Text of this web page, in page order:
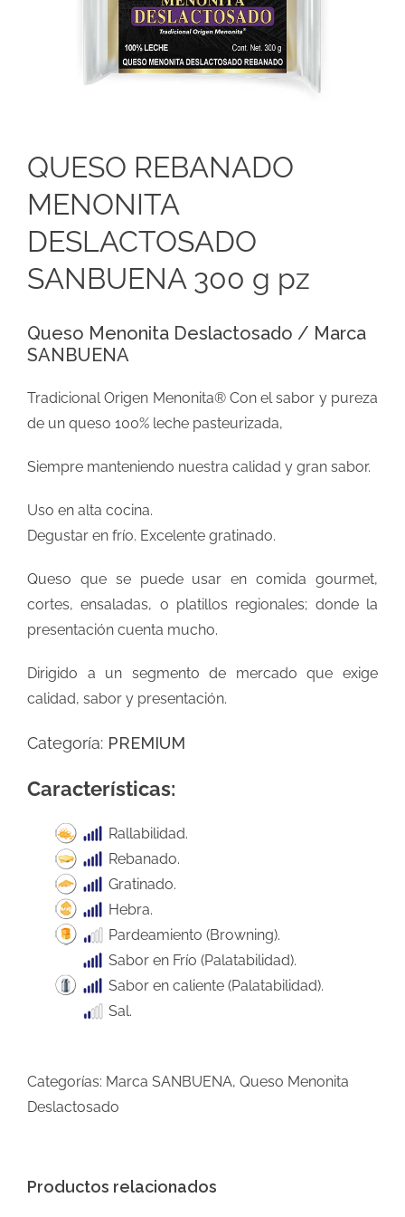
QUESO REBANADO
MENONITA
DESLACTOSADO
SANBUENA 300 g pz
Queso Menonita Deslactosado / Marca
SANBUENA
Tradicional Origen Menonita® Con el sabor y pureza
de un queso 100% leche pasteurizada,
Siempre manteniendo nuestra calidad y gran sabor.
Uso en alta cocina.
Degustar en frío. Excelente gratinado.
Queso que se puede usar en comida gourmet,
cortes, ensaladas, o platillos regionales; donde la
presentación cuenta mucho.
Dirigido a un segmento de mercado que exige
calidad, sabor y presentación.
Categoría: PREMIUM
Características:
Rallabilidad.
Rebanado.
Gratinado.
Hebra.
Pardeamiento (Browning).
Sabor en Frío (Palatabilidad).
Sabor en caliente (Palatabilidad).
Sal.
Categorías: Marca SANBUENA, Queso Menonita
Deslactosado
Productos relacionados